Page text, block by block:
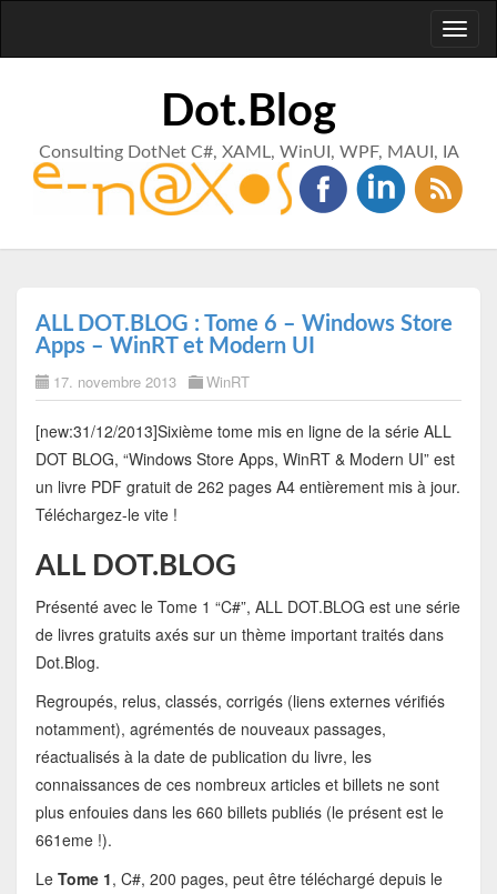
Dot.Blog
Consulting DotNet C#, XAML, WinUI, WPF, MAUI, IA
ALL DOT.BLOG : Tome 6 – Windows Store
Apps – WinRT et Modern UI
17. novembre 2013 WinRT
[new:31/12/2013]Sixième tome mis en ligne de la série ALL
DOT BLOG, “Windows Store Apps, WinRT & Modern UI” est
un livre PDF gratuit de 262 pages A4 entièrement mis à jour.
Téléchargez-le vite !
ALL DOT.BLOG
Présenté avec le Tome 1 “C#”, ALL DOT.BLOG est une série
de livres gratuits axés sur un thème important traités dans
Dot.Blog.
Regroupés, relus, classés, corrigés (liens externes vérifiés
notamment), agrémentés de nouveaux passages,
réactualisés à la date de publication du livre, les
connaissances de ces nombreux articles et billets ne sont
plus enfouies dans les 660 billets publiés (le présent est le
661eme !).
Le Tome 1, C#, 200 pages, peut être téléchargé depuis le